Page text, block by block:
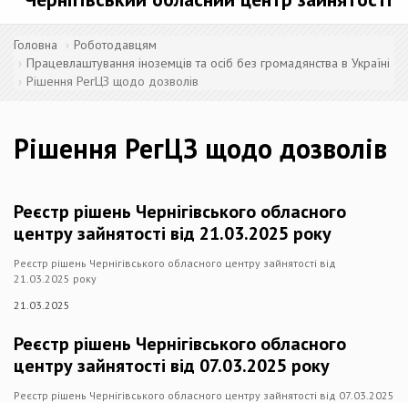
Головна
Роботодавцям
Працевлаштування іноземців та осіб без громадянства в Україні
Рішення РегЦЗ щодо дозволів
Рішення РегЦЗ щодо дозволів
Реєстр рішень Чернігівського обласного
центру зайнятості від 21.03.2025 року
Реєстр рішень Чернігівського обласного центру зайнятості від
21.03.2025 року
21.03.2025
Реєстр рішень Чернігівського обласного
центру зайнятості від 07.03.2025 року
Реєстр рішень Чернігівського обласного центру зайнятості від 07.03.2025